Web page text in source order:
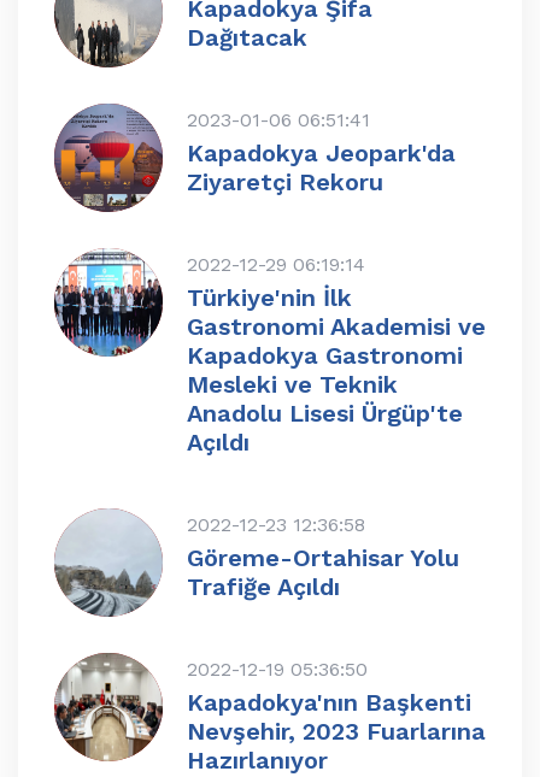
Kapadokya Şifa
Dağıtacak
2023-01-06 06:51:41
Kapadokya Jeopark'da
Ziyaretçi Rekoru
2022-12-29 06:19:14
Türkiye'nin İlk
Gastronomi Akademisi ve
Kapadokya Gastronomi
Mesleki ve Teknik
Anadolu Lisesi Ürgüp'te
Açıldı
2022-12-23 12:36:58
Göreme-Ortahisar Yolu
Trafiğe Açıldı
2022-12-19 05:36:50
Kapadokya'nın Başkenti
Nevşehir, 2023 Fuarlarına
Hazırlanıyor